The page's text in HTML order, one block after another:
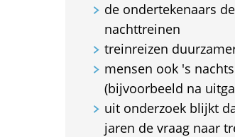
de ondertekenaars
nachttreinen
treinreizen
mensen ook 's
(bijvoorbeeld na
uit onderzoek blijkt
jaren de vraag naar